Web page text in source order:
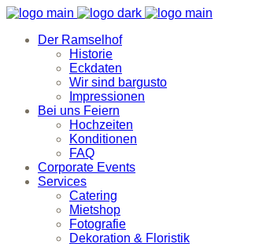
Der Ramselhof
Historie
Eckdaten
Wir sind bargusto
Impressionen
Bei uns Feiern
Hochzeiten
Konditionen
FAQ
Corporate Events
Services
Catering
Mietshop
Fotografie
Dekoration & Floristik